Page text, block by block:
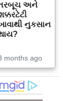
અને
નુકસાન
months ago